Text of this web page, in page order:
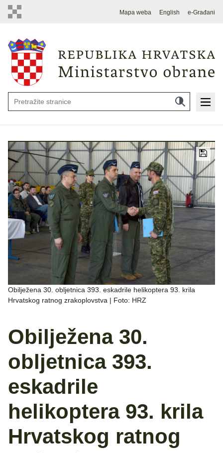
Mapa weba English e-Građani
Obilježena 30. obljetnica 393. eskadrile helikoptera 93. krila
Hrvatskog ratnog zrakoplovstva | Foto: HRZ
Obilježena 30.
obljetnica 393.
eskadrile
helikoptera 93. krila
Hrvatskog ratnog